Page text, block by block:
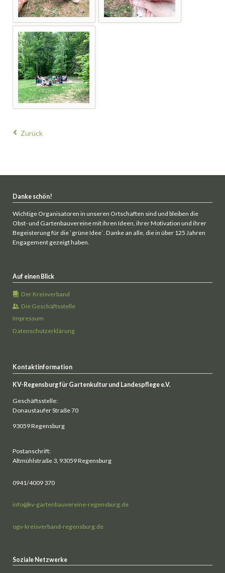
Zurück
Danke schön!
Wichtige Organisatoren in unseren Ortschaften sind und bleiben die
Obst- und Gartenbauvereine mit ihren Ideen, ihrer Motivation und ihrer
Begeisterung für die `grüne Idee`. Danke an alle, die in über 125 Jahren
Engagement gezeigt haben.
Auf einen Blick
Der Kreisverband
Die Geschäftsstelle
Impressum
Datenschutzerklärung
Kontaktinformation
KV-Regensburg für Gartenkultur und Landespflege e.V.
Geschäftsstelle:
Donaustaufer Straße 70
93059 Regensburg
Postanschrift:
Altmühlstraße 3, 93059 Regensburg
0941/4009 370
info@kv-gartenbauvereine-regensburg.de
ogv-kreisverband-regensburg.de
Soziale Netzwerke